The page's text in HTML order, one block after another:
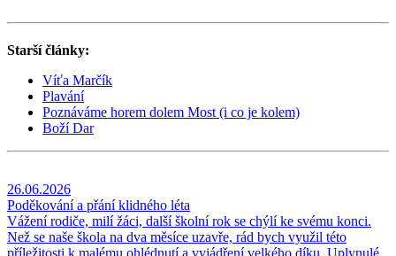
Starší články:
Víťa Marčík
Plavání
Poznáváme horem dolem Most (i co je kolem)
Boží Dar
26.06.2026
Poděkování a přání klidného léta
Vážení rodiče, milí žáci, další školní rok se chýlí ke svému konci.
Než se naše škola na dva měsíce uzavře, rád bych využil této
příležitosti k malému ohlédnutí a vyjádření velkého díku. Uplynulé